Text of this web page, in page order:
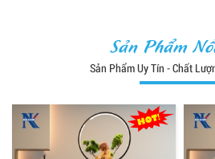
Sản Phẩm
Sản Phẩm Uy Tín - Chất